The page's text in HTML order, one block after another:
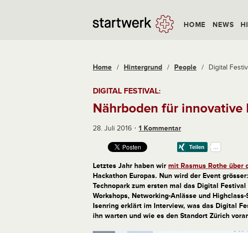
HOME NEWS
Home / Hintergrund / People / Digital
DIGITAL FESTIVAL:
Nährboden für innovative
28. Juli 2016 1 Kommentar
Letztes Jahr haben wir mit Rasmus Rothe über
Hackathon Europas. Nun wird der Event
Technopark zum ersten mal das Digital
Workshops, Networking-Anlässe und
Isenring erklärt im Interview, was das Digital
ihn warten und wie es den Standort Zürich